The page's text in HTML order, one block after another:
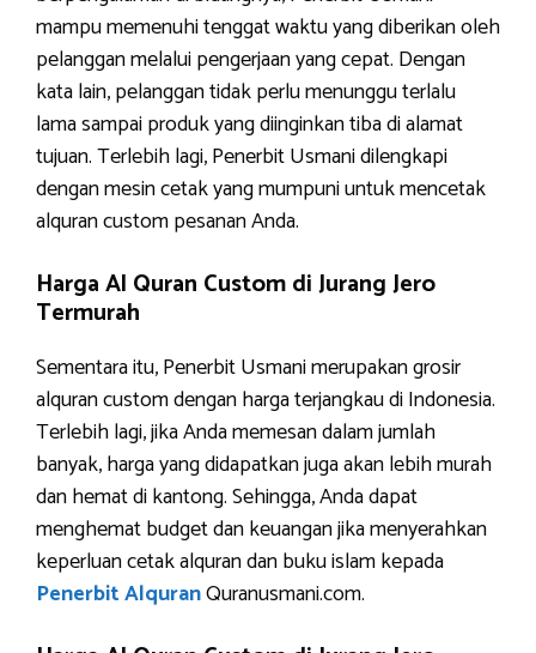
mampu memenuhi tenggat waktu yang diberikan oleh
pelanggan melalui pengerjaan yang cepat. Dengan
kata lain, pelanggan tidak perlu menunggu terlalu
lama sampai produk yang diinginkan tiba di alamat
tujuan. Terlebih lagi, Penerbit Usmani dilengkapi
dengan mesin cetak yang mumpuni untuk mencetak
alquran custom pesanan Anda.
Harga Al Quran Custom di Jurang Jero
Termurah
Sementara itu, Penerbit Usmani merupakan grosir
alquran custom dengan harga terjangkau di Indonesia.
Terlebih lagi, jika Anda memesan dalam jumlah
banyak, harga yang didapatkan juga akan lebih murah
dan hemat di kantong. Sehingga, Anda dapat
menghemat budget dan keuangan jika menyerahkan
keperluan cetak alquran dan buku islam kepada
Penerbit AlquranQuranusmani.com.